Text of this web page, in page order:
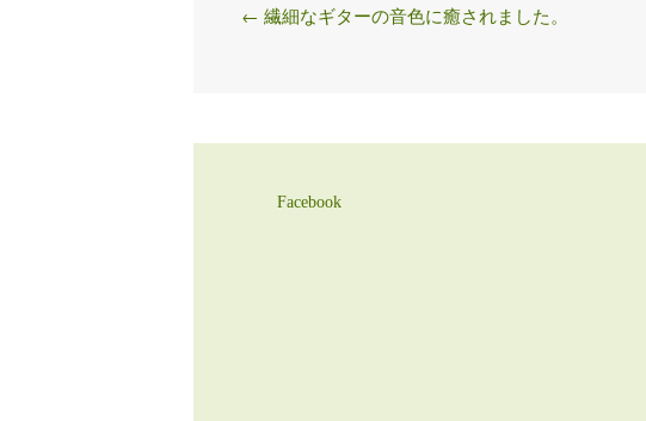
Post
← 繊細なギターの音色に癒されました。
Facebook